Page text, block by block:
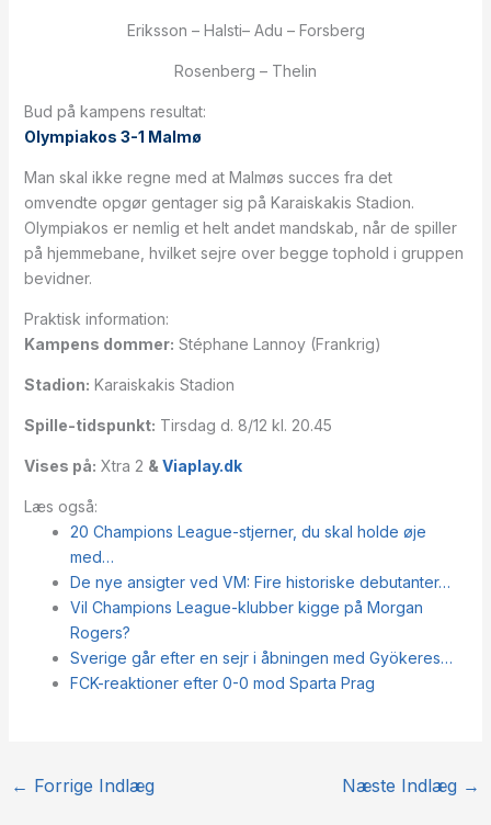
Eriksson – Halsti– Adu – Forsberg
Rosenberg – Thelin
Bud på kampens resultat:
Olympiakos 3-1 Malmø
Man skal ikke regne med at Malmøs succes fra det
omvendte opgør gentager sig på Karaiskakis Stadion.
Olympiakos er nemlig et helt andet mandskab, når de spiller
på hjemmebane, hvilket sejre over begge tophold i gruppen
bevidner.
Praktisk information:
Kampens dommer: Stéphane Lannoy (Frankrig)
Stadion: Karaiskakis Stadion
Spille-tidspunkt: Tirsdag d. 8/12 kl. 20.45
Vises på: Xtra 2 & Viaplay.dk
Læs også:
20 Champions League-stjerner, du skal holde øje
med…
De nye ansigter ved VM: Fire historiske debutanter…
Vil Champions League-klubber kigge på Morgan
Rogers?
Sverige går efter en sejr i åbningen med Gyökeres…
FCK-reaktioner efter 0-0 mod Sparta Prag
← Forrige Indlæg Næste Indlæg →